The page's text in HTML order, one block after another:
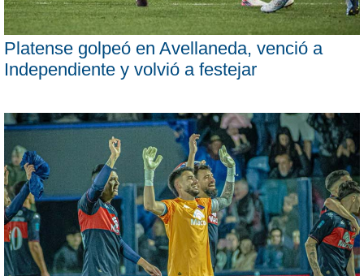
Platense golpeó en Avellaneda, venció a
Independiente y volvió a festejar